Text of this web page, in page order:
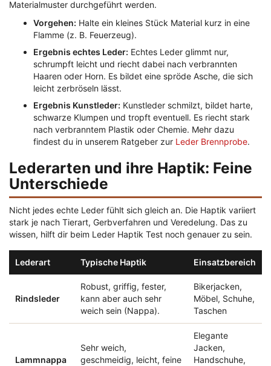
Materialmuster durchgeführt werden.
Vorgehen: Halte ein kleines Stück Material kurz in eine
Flamme (z. B. Feuerzeug).
Ergebnis echtes Leder: Echtes Leder glimmt nur,
schrumpft leicht und riecht dabei nach verbrannten
Haaren oder Horn. Es bildet eine spröde Asche, die sich
leicht zerbröseln lässt.
Ergebnis Kunstleder: Kunstleder schmilzt, bildet harte,
schwarze Klumpen und tropft eventuell. Es riecht stark
nach verbranntem Plastik oder Chemie. Mehr dazu
findest du in unserem Ratgeber zur Leder Brennprobe.
Lederarten und ihre Haptik: Feine
Unterschiede
Nicht jedes echte Leder fühlt sich gleich an. Die Haptik variiert
stark je nach Tierart, Gerbverfahren und Veredelung. Das zu
wissen, hilft dir beim Leder Haptik Test noch genauer zu sein.
Lederart Typische Haptik Einsatzbereich
Rindsleder
Robust, griffig, fester,
kann aber auch sehr
weich sein (Nappa).
Bikerjacken,
Möbel, Schuhe,
Taschen
Lammnappa
Sehr weich,
geschmeidig, leicht, feine
Elegante
Jacken,
Handschuhe,